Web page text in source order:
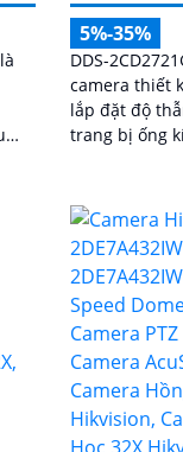
5%-35%
DDS-
camera thiết
lắp đặt độ
trang bị ống